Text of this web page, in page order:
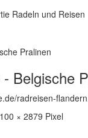
Radeln und Reisen
Belgische
radreisen-
× 2879 Pixel